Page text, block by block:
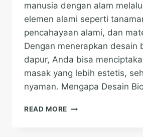
manusia dengan alam
elemen alami seperti
pencahayaan alami, dan
Dengan menerapkan desain
dapur, Anda bisa
masak yang lebih estetis,
nyaman. Mengapa Desain
READ MORE DESAIN